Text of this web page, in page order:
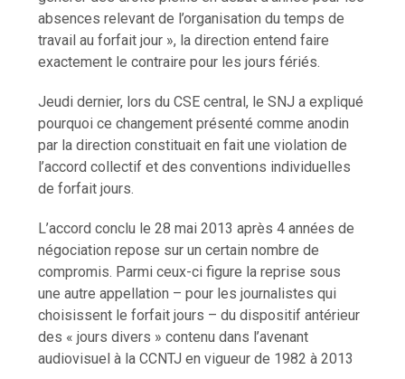
absences relevant de l’organisation du temps de
travail au forfait jour », la direction entend faire
exactement le contraire pour les jours fériés.
Jeudi dernier, lors du CSE central, le SNJ a expliqué
pourquoi ce changement présenté comme anodin
par la direction constituait en fait une violation de
l’accord collectif et des conventions individuelles
de forfait jours.
L’accord conclu le 28 mai 2013 après 4 années de
négociation repose sur un certain nombre de
compromis. Parmi ceux-ci figure la reprise sous
une autre appellation – pour les journalistes qui
choisissent le forfait jours – du dispositif antérieur
des « jours divers » contenu dans l’avenant
audiovisuel à la CCNTJ en vigueur de 1982 à 2013